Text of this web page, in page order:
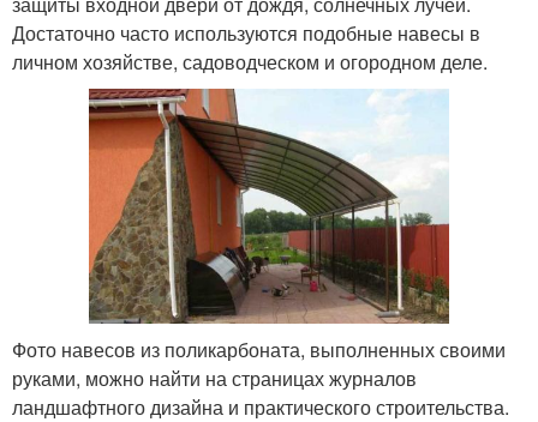
Достаточно часто используются подобные навесы в
личном хозяйстве, садоводческом и огородном деле.
Фото навесов из поликарбоната, выполненных своими
руками, можно найти на страницах журналов
ландшафтного дизайна и практического строительства.